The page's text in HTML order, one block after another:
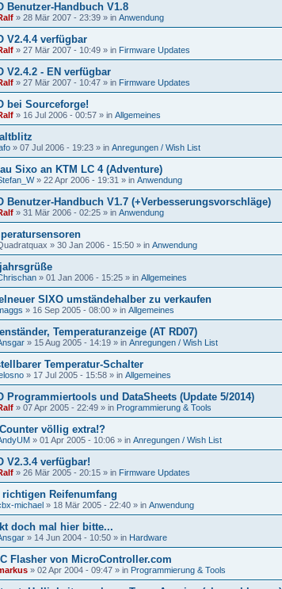
Benutzer-Handbuch V1.8
» 28 Mär 2007 - 23:39 » in Anwendung
V2.4.4 verfügbar
» 27 Mär 2007 - 10:49 » in Firmware Updates
V2.4.2 - EN verfügbar
» 27 Mär 2007 - 10:47 » in Firmware Updates
bei Sourceforge!
» 16 Jul 2006 - 00:57 » in Allgemeines
» 07 Jul 2006 - 19:23 » in Anregungen / Wish List
Sixo an KTM LC 4 (Adventure)
» 22 Apr 2006 - 19:31 » in Anwendung
Benutzer-Handbuch V1.7 (+Verbesserungsvorschläge)
» 31 Mär 2006 - 02:25 » in Anwendung
» 30 Jan 2006 - 15:50 » in Anwendung
» 01 Jan 2006 - 15:25 » in Allgemeines
SIXO umständehalber zu verkaufen
» 16 Sep 2005 - 08:00 » in Allgemeines
Temperaturanzeige (AT RD07)
» 15 Aug 2005 - 14:19 » in Anregungen / Wish List
Temperatur-Schalter
» 17 Jul 2005 - 15:58 » in Allgemeines
Programmiertools und DataSheets (Update 5/2014)
» 07 Apr 2005 - 22:49 » in Programmierung & Tools
völlig extra!?
» 01 Apr 2005 - 10:06 » in Anregungen / Wish List
V2.3.4 verfügbar!
» 26 Mär 2005 - 20:15 » in Firmware Updates
richtigen Reifenumfang
michael » 18 Mär 2005 - 22:40 » in Anwendung
doch mal hier bitte...
» 14 Jun 2004 - 10:50 » in Hardware
Flasher von MicroController.com
» 02 Apr 2004 - 09:47 » in Programmierung & Tools